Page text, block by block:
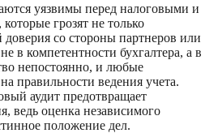
уязвимы перед налоговыми и
грозят не только
со стороны партнеров или
в компетентности бухгалтера, а в
непостоянно, и любые
правильности ведения учета.
аудит предотвращает
ведь оценка независимого
положение дел.